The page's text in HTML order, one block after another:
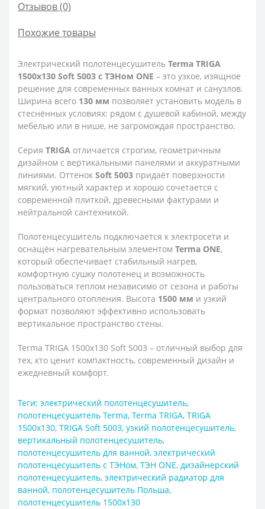
Отзывов (0)
Похожие товары
Электрический полотенцесушитель Terma TRIGA
1500x130 Soft 5003 с ТЭНом ONE – это узкое, изящное
решение для современных ванных комнат и санузлов.
Ширина всего 130 мм позволяет установить модель в
стеснённых условиях: рядом с душевой кабиной, между
мебелью или в нише, не загромождая пространство.
Серия TRIGA отличается строгим, геометричным
дизайном с вертикальными панелями и аккуратными
линиями. Оттенок Soft 5003 придаёт поверхности
мягкий, уютный характер и хорошо сочетается с
современной плиткой, древесными фактурами и
нейтральной сантехникой.
Полотенцесушитель подключается к электросети и
оснащён нагревательным элементом Terma ONE,
который обеспечивает стабильный нагрев,
комфортную сушку полотенец и возможность
пользоваться теплом независимо от сезона и работы
центрального отопления. Высота 1500 мм и узкий
формат позволяют эффективно использовать
вертикальное пространство стены.
Terma TRIGA 1500x130 Soft 5003 – отличный выбор для
тех, кто ценит компактность, современный дизайн и
ежедневный комфорт.
Теги: электрический полотенцесушитель,
полотенцесушитель Terma, Terma TRIGA, TRIGA
1500x130, TRIGA Soft 5003, узкий полотенцесушитель,
вертикальный полотенцесушитель,
полотенцесушитель для ванной, электрический
полотенцесушитель с ТЭНом, ТЭН ONE, дизайнерский
полотенцесушитель, электрический радиатор для
ванной, полотенцесушитель Польша,
полотенцесушитель 1500x130